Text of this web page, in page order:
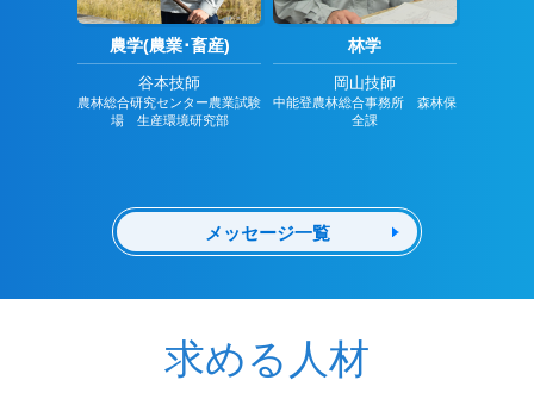
農学(農業･畜産)
谷本技師
農林総合研究センター農業試験
場 生産環境研究部
林学
岡山技師
中能登農林総合事務所 森林保
全課
メッセージ一覧
求める人材